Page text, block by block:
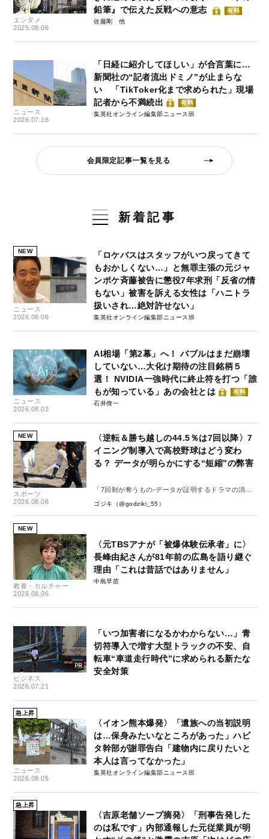
エンタメ
2025.08.06
鉛筆』で伝えた反戦への意志
有料
佐藤剛
ニュース
2026.07.18
「日経に紹介してほしい」が合言葉に…
新聞社の“記者流出ドミノ”が止まらな
い 「TikToker化まで求められた」現場
記者から不満続出
有料
集英社オンライン編集部ニュース班
会員限定記事一覧を見る
新着記事
NEW
ニュース
2026.08.06
「ロケバスはスタッフがいつ戻ってきて
もおかしくない…」と無罪主張の元ジャ
ンポケ斉藤被告に懲役7年求刑「反省の情
もない」被害を訴える女性は「ハニトラ
扱いされ…絶対許せない」
集英社オンライン編集部ニュース班
ニュース
2026.08.03
AI相場「第2幕」へ！ バブルはまだ崩壊
していない…大化け期待の注目銘柄５
選！ NVIDIA一強時代に終止符を打つ「誰
もが知っている」あの会社とは
有料
石井僚一
NEW
スポーツ
2026.08.06
〈逆転＆勝ち越しの44.5％は7回以降〉7
イニング制導入で高校野球はどう変わ
る？ データが明らかにする“短縮”の弊害
「7回制が奪うもの-データが証明するドラマの消
失-」
ゴジキ（@godziki_55）
NEW
教養・カルチャー
2026.08.06
〈元TBSアナが「被爆体験伝承者」に〉
長峰由紀さんが81年前の広島を語り継ぐ
理由「これは昔話ではありません」
中島早苗
ビジネス
2026.07.21
「いつ加害者になるかわからない…」青
切符導入で増す大型トラックの不安、自
転車“車道走行時代”に求められる新たな
安全対策
急上昇
ニュース
2026.08.05
〈イオン熊本爆発〉「遺族への当初説明
は…保身みたいなところがあった」ハビ
タ幹部が謝罪告白「建物内に戻りたいと
本人は言ってなかった」
集英社オンライン編集部ニュース班
急上昇
〈吉原老舗ソープ摘発〉「刑事告発した
のは私です」内部通報した元従業員が明